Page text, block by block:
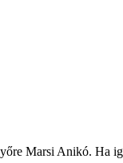
Marsi Anikó. Ha